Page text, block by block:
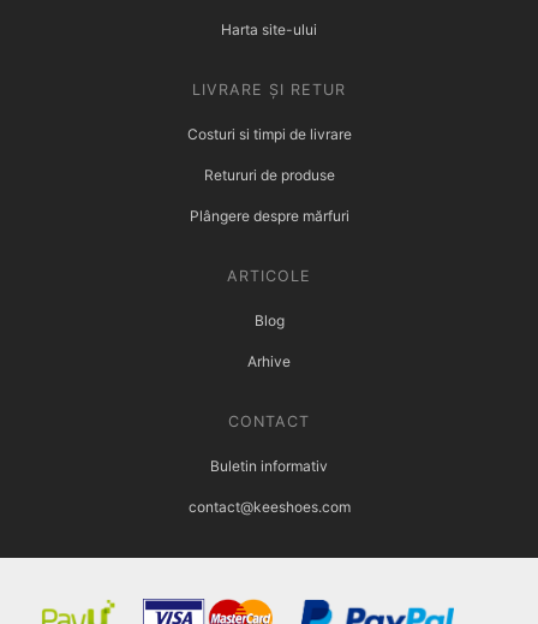
Harta site-ului
LIVRARE ȘI RETUR
Costuri si timpi de livrare
Retururi de produse
Plângere despre mărfuri
ARTICOLE
Blog
Arhive
CONTACT
Buletin informativ
contact@keeshoes.com